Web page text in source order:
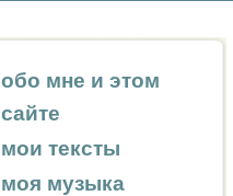
обо мне и этом
сайте
мои тексты
моя музыка